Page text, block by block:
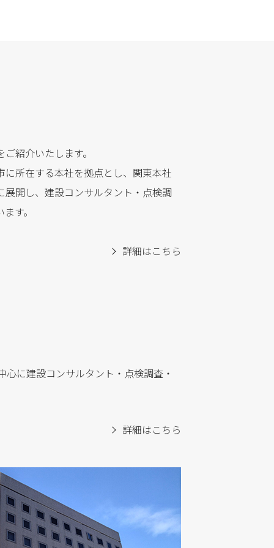
紹介いたします。
所在する本社を拠点とし、関東本社
展開し、建設コンサルタント・点検調
す。
詳細はこちら
に建設コンサルタント・点検調査・
詳細はこちら